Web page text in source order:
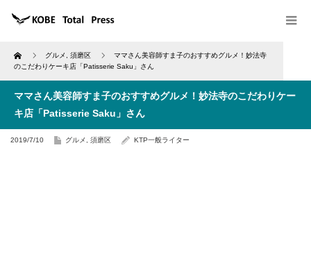
Home グルメ 須磨区
ママさん美容師すま子のおすすめグルメ！妙法寺
のこだわりケーキ店「Patisserie Saku」さん
ママさん美容師すま子のおすすめグルメ！妙法寺のこだわりケー
キ店「Patisserie Saku」さん
2019/7/10 グルメ 須磨区 KTP一般ライター